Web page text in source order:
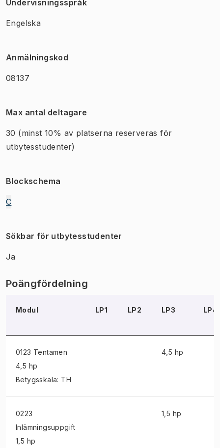
Undervisningsspråk
Engelska
Anmälningskod
08137
Max antal deltagare
30 (minst 10% av platserna reserveras för
utbytesstudenter)
Blockschema
C
Sökbar för utbytesstudenter
Ja
Poängfördelning
Modul LP1 LP2 LP3 LP4
0123 Tentamen
4,5 hp
Betygsskala: TH
4,5 hp
0223
Inlämningsuppgift
1,5 hp
1,5 hp